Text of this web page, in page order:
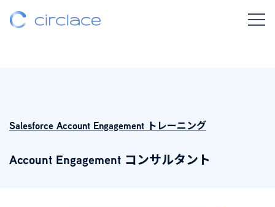
Salesforce Account Engagement トレーニング
Account Engagement コンサルタント